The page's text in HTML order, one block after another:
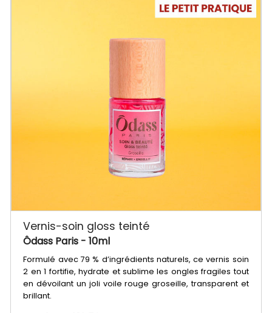
Vernis-soin gloss teinté
Ôdass Paris - 10ml
Formulé avec 79 % d’ingrédients naturels, ce vernis soin
2 en 1 fortifie, hydrate et sublime les ongles fragiles tout
en dévoilant un joli voile rouge groseille, transparent et
brillant.